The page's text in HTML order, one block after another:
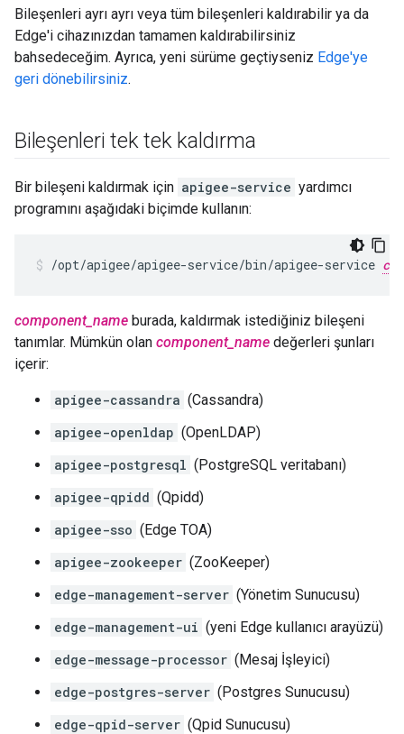
Bileşenleri ayrı ayrı veya tüm bileşenleri kaldırabilir ya da
Edge'i cihazınızdan tamamen kaldırabilirsiniz
bahsedeceğim. Ayrıca, yeni sürüme geçtiyseniz Edge'ye
geri dönebilirsiniz.
Bileşenleri tek tek kaldırma
Bir bileşeni kaldırmak için apigee-service yardımcı
programını aşağıdaki biçimde kullanın:
/opt/apigee/apigee-service/bin/apigee-service
component_name burada, kaldırmak istediğiniz bileşeni
tanımlar. Mümkün olan component_name değerleri şunları
içerir:
apigee-cassandra (Cassandra)
apigee-openldap (OpenLDAP)
apigee-postgresql (PostgreSQL veritabanı)
apigee-qpidd (Qpidd)
apigee-sso (Edge TOA)
apigee-zookeeper (ZooKeeper)
edge-management-server (Yönetim Sunucusu)
edge-management-ui (yeni Edge kullanıcı arayüzü)
edge-message-processor (Mesaj İşleyici)
edge-postgres-server (Postgres Sunucusu)
edge-qpid-server (Qpid Sunucusu)